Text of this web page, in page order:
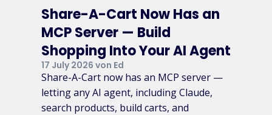
Share-A-Cart Now Has an
MCP Server — Build
Shopping Into Your AI Agent
17 July 2026 von Ed
Share-A-Cart now has an MCP server —
letting any AI agent, including Claude,
search products, build carts, and